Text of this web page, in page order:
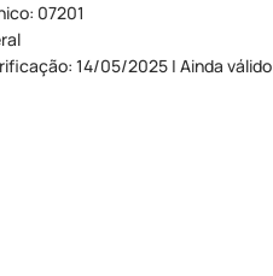
07201
14/05/2025 | Ainda válido